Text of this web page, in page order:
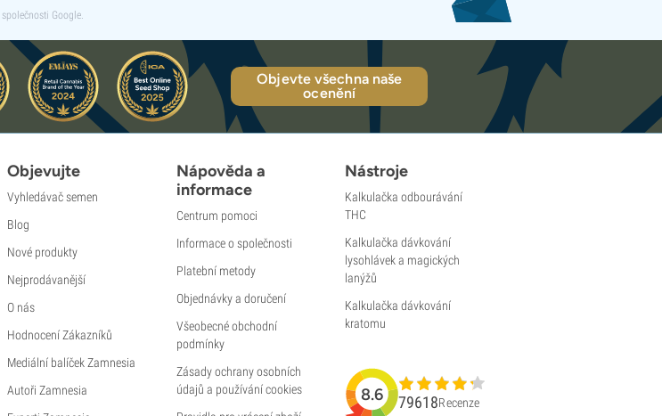
společnosti Google.
Objevte všechna naše
ocenění
Objevujte
Vyhledávač semen
Blog
Nové produkty
Nejprodávanější
O nás
Hodnocení Zákazníků
Mediální balíček Zamnesia
Autoři Zamnesia
Nápověda a
informace
Centrum pomoci
Informace o společnosti
Platební metody
Objednávky a doručení
Všeobecné obchodní
podmínky
Zásady ochrany osobních
údajů a používání cookies
Nástroje
Kalkulačka odbourávání
THC
Kalkulačka dávkování
lysohlávek a magických
lanýžů
Kalkulačka dávkování
kratomu
8.6 79618Recenze